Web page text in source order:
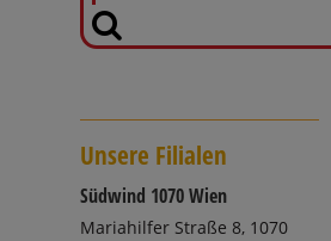
Unsere Filialen
Südwind 1070 Wien
Mariahilfer Straße 8, 1070